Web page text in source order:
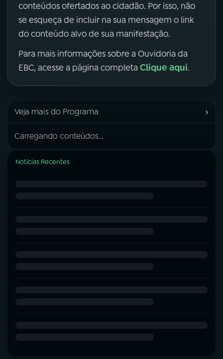
conteúdos ofertados ao cidadão. Por isso, não
se esqueça de incluir na sua mensagem o link
do conteúdo alvo de sua manifestação.
Para mais informações sobre a Ouvidoria da
EBC, acesse a página completa Clique aqui.
Veja mais do Programa ›
Carregando conteúdos...
Notícias Recentes